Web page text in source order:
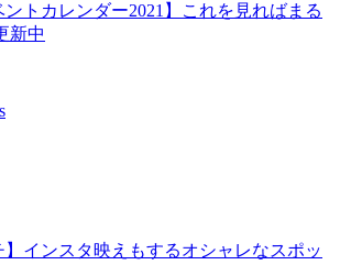
ントカレンダー2021】これを見ればまる
新中
】インスタ映えもするオシャレなスポッ